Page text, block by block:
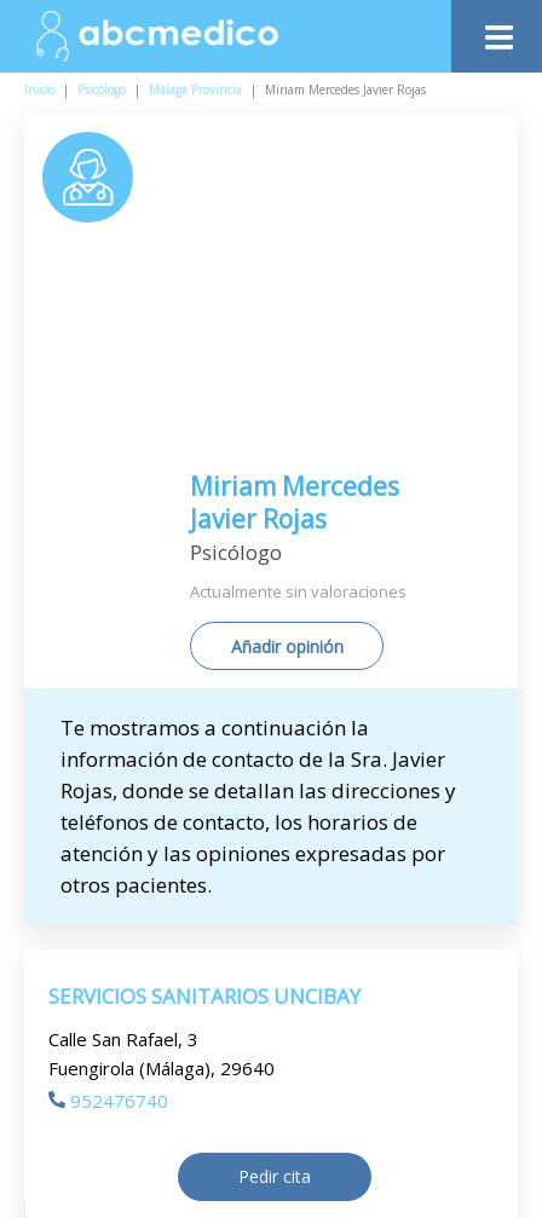
Inicio | Psicólogo | Málaga Provincia | Miriam Mercedes Javier Rojas
Miriam Mercedes
Javier Rojas
Psicólogo
Actualmente sin valoraciones
Añadir opinión
Te mostramos a continuación la
información de contacto de la Sra. Javier
Rojas, donde se detallan las direcciones y
teléfonos de contacto, los horarios de
atención y las opiniones expresadas por
otros pacientes.
SERVICIOS SANITARIOS UNCIBAY
Calle San Rafael, 3
Fuengirola (Málaga), 29640
952476740
Pedir cita